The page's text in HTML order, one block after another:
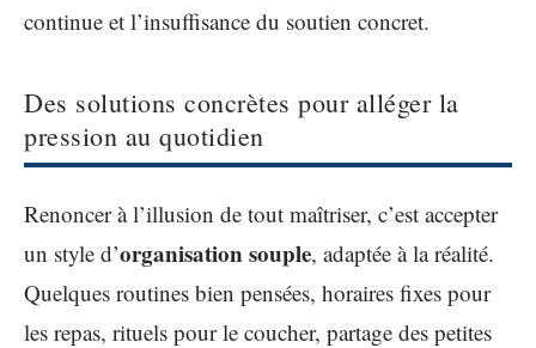
continue et l’insuffisance du soutien concret.
Des solutions concrètes pour alléger la
pression au quotidien
Renoncer à l’illusion de tout maîtriser, c’est accepter
un style d’organisation souple, adaptée à la réalité.
Quelques routines bien pensées, horaires fixes pour
les repas, rituels pour le coucher, partage des petites